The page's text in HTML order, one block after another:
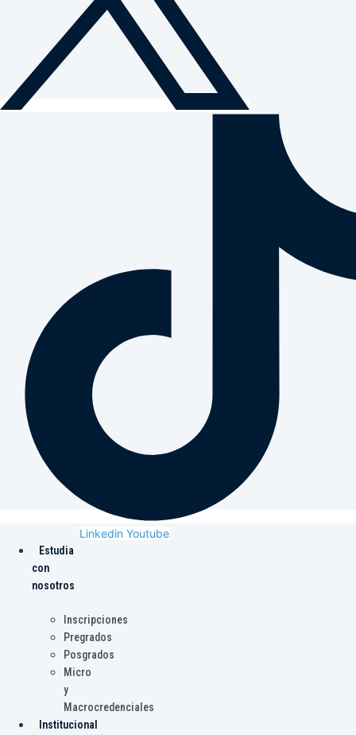
Linkedin Youtube
Estudia
con
nosotros
Inscripciones
Pregrados
Posgrados
Micro
y
Macrocredenciales
Institucional